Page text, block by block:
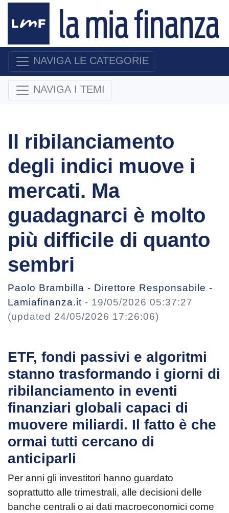
NAVIGA LE CATEGORIE
NAVIGA I TEMI
Il ribilanciamento
degli indici muove i
mercati. Ma
guadagnarci è molto
più difficile di quanto
sembri
Paolo Brambilla - Direttore Responsabile -
Lamiafinanza.it - 19/05/2026 05:37:27
(updated 24/05/2026 17:26:06)
ETF, fondi passivi e algoritmi
stanno trasformando i giorni di
ribilanciamento in eventi
finanziari globali capaci di
muovere miliardi. Il fatto è che
ormai tutti cercano di
anticiparli
Per anni gli investitori hanno guardato
soprattutto alle trimestrali, alle decisioni delle
banche centrali o ai dati macroeconomici come